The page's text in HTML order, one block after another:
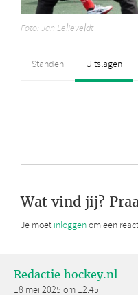
Foto: Jan Lelieveldt
Wat vind jij?
Je moet inloggenom een
Redactie hockey.nl
18 mei 2025 om 12:45